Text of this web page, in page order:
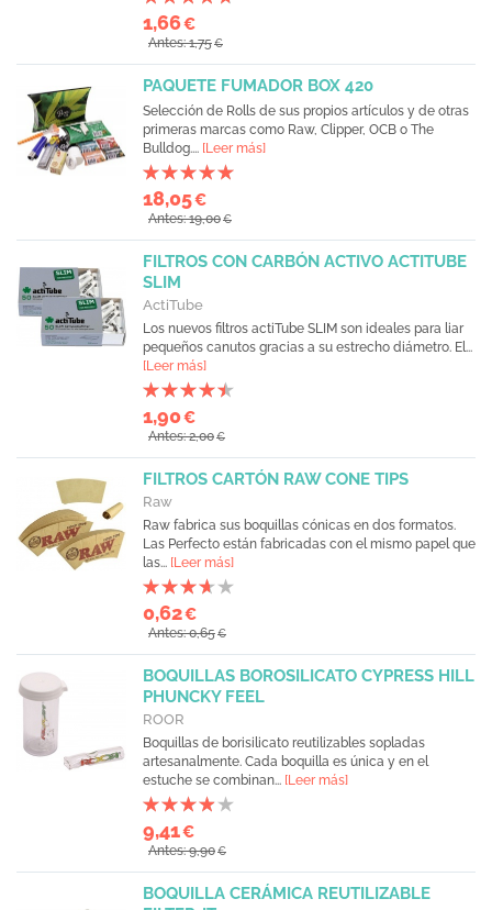
1,66€
Antes: 1,75€
PAQUETE FUMADOR BOX 420
Selección de Rolls de sus propios artículos y de otras
primeras marcas como Raw, Clipper, OCB o The
Bulldog.... [Leer más]
18,05€
Antes: 19,00€
FILTROS CON CARBÓN ACTIVO ACTITUBE
SLIM
ActiTube
Los nuevos filtros actiTube SLIM son ideales para liar
pequeños canutos gracias a su estrecho diámetro. El...
[Leer más]
1,90€
Antes: 2,00€
FILTROS CARTÓN RAW CONE TIPS
Raw
Raw fabrica sus boquillas cónicas en dos formatos.
Las Perfecto están fabricadas con el mismo papel que
las... [Leer más]
0,62€
Antes: 0,65€
BOQUILLAS BOROSILICATO CYPRESS HILL
PHUNCKY FEEL
ROOR
Boquillas de borisilicato reutilizables sopladas
artesanalmente. Cada boquilla es única y en el
estuche se combinan... [Leer más]
9,41€
Antes: 9,90€
BOQUILLA CERÁMICA REUTILIZABLE